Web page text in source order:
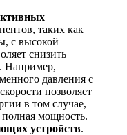
таких как
с высокой
снизить
Например,
давления с
позволяет
в том случае,
полная мощность.
устройств.